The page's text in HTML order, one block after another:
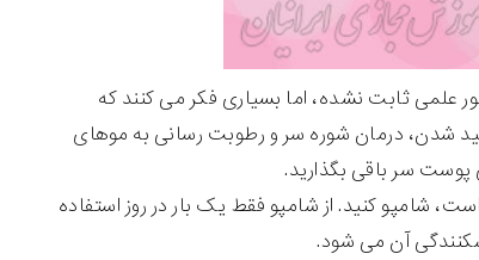
علمی ثابت نشده، اما بسیاری فکر می کنند که
شدن، درمان شوره سر و رطوبت رسانی به موهای
سر باقی بگذارید.
شامپو کنید. از شامپو فقط یک بار در روز استفاده
شکنندگی آن می شود.